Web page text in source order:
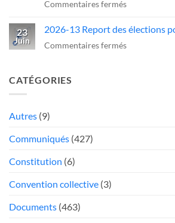
manœuvre
dangereuse
au
vis
chauffeurs
de
Commentaires ferméssur
mettre
un
23
Juin
2026-13 Report des élections
Commentaires ferméssur
CATÉGORIES
Autres (9)
Communiqués (427)
Constitution (6)
Convention collective (3)
Documents (463)